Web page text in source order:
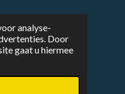
analyse-
Door
gaat u hiermee